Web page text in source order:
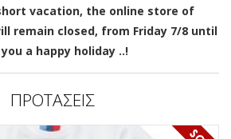
vacation, the online store of
remain closed, from Friday 7/8 until
a happy holiday ..!
ΠΡΟΤΑΣΕΙΣ